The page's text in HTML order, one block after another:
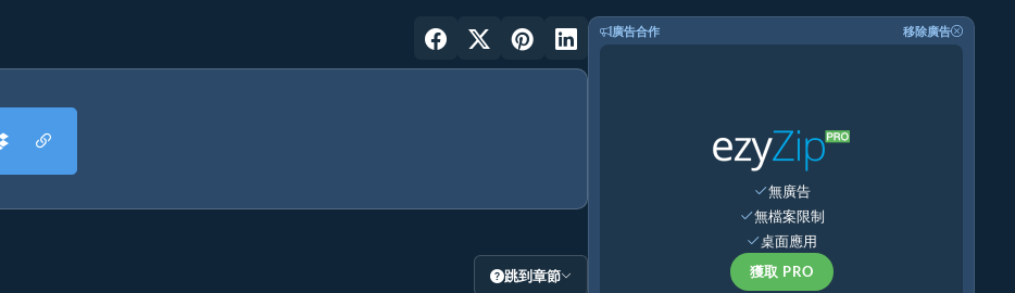
跳到章節
廣告合作 移除廣告
無廣告
無檔案限制
桌面應用
獲取 PRO